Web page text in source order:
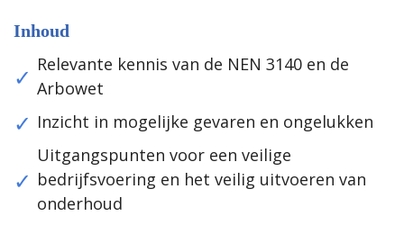
Inhoud
Relevante kennis van de NEN 3140 en de
Arbowet
Inzicht in mogelijke gevaren en ongelukken
Uitgangspunten voor een veilige
bedrijfsvoering en het veilig uitvoeren van
onderhoud